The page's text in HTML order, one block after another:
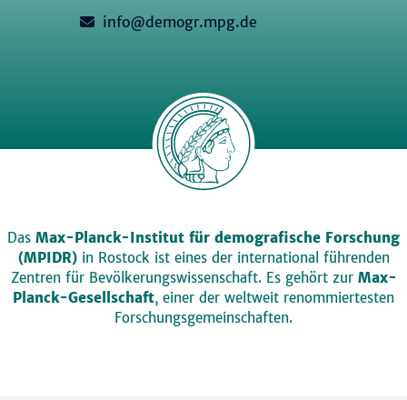
info@demogr.mpg.de
Das Max-Planck-Institut für demografische Forschung
(MPIDR)in Rostock ist eines der international führenden
Zentren für Bevölkerungswissenschaft. Es gehört zur Max-
Planck-Gesellschaft, einer der weltweit renommiertesten
Forschungsgemeinschaften.